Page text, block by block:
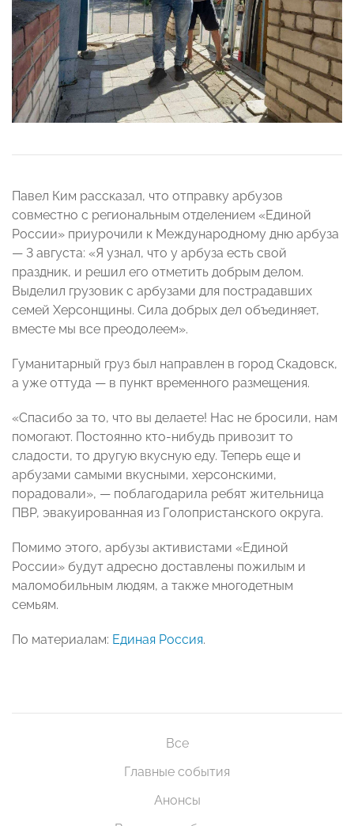
Павел Ким рассказал, что отправку арбузов
совместно с региональным отделением «Единой
России» приурочили к Международному дню арбуза
— 3 августа: «Я узнал, что у арбуза есть свой
праздник, и решил его отметить добрым делом.
Выделил грузовик с арбузами для пострадавших
семей Херсонщины. Сила добрых дел объединяет,
вместе мы все преодолеем».
Гуманитарный груз был направлен в город Скадовск,
а уже оттуда — в пункт временного размещения.
«Спасибо за то, что вы делаете! Нас не бросили, нам
помогают. Постоянно кто-нибудь привозит то
сладости, то другую вкусную еду. Теперь еще и
арбузами самыми вкусными, херсонскими,
порадовали», — поблагодарила ребят жительница
ПВР, эвакуированная из Голопристанского округа.
Помимо этого, арбузы активистами «Единой
России» будут адресно доставлены пожилым и
маломобильным людям, а также многодетным
семьям.
По материалам: Единая Россия.
Все
Главные события
Анонсы